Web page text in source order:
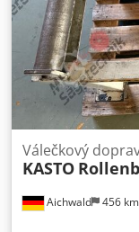
Aichwald 456 km
Válečkový
KASTO